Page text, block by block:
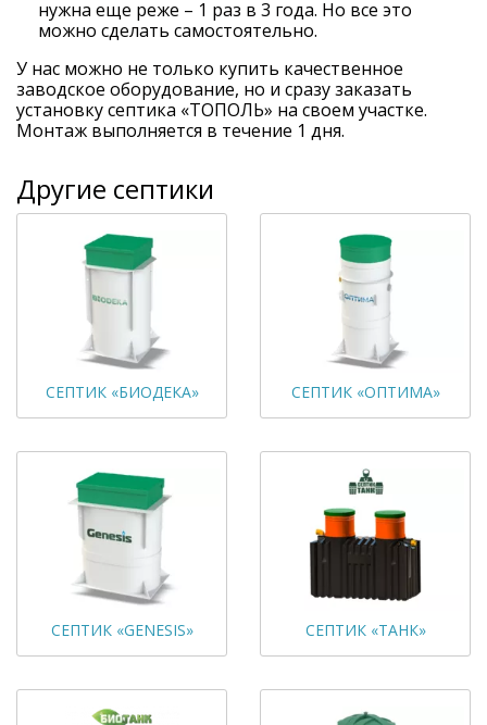
нужна еще реже – 1 раз в 3 года. Но все это
можно сделать самостоятельно.
У нас можно не только купить качественное
заводское оборудование, но и сразу заказать
установку септика «ТОПОЛЬ» на своем участке.
Монтаж выполняется в течение 1 дня.
Другие септики
СЕПТИК «БИОДЕКА» СЕПТИК «ОПТИМА»
СЕПТИК «GENESIS» СЕПТИК «ТАНК»